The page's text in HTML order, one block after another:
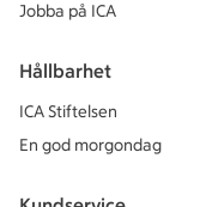
Jobba på ICA
Hållbarhet
ICA Stiftelsen
En god morgondag